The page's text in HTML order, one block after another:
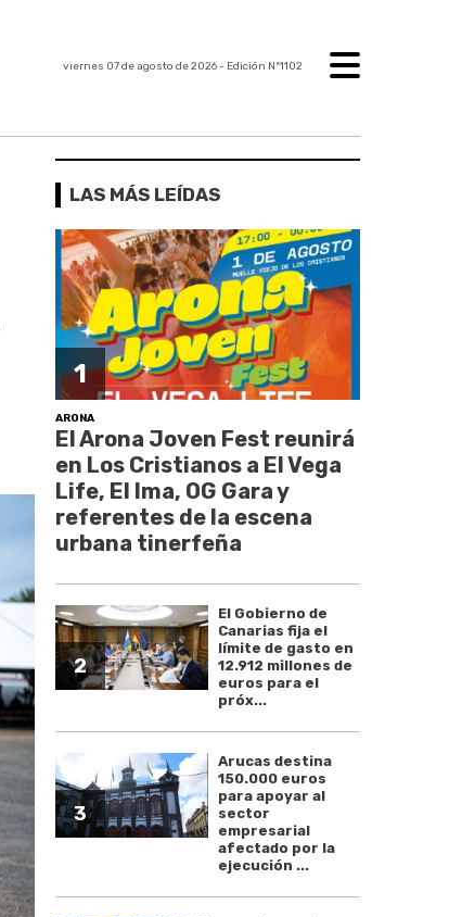
viernes 07 de agosto de 2026- Edición Nº1102
LAS MÁS LEÍDAS
1
ARONA
El Arona Joven Fest reunirá
en Los Cristianos a El Vega
Life, El Ima, OG Gara y
referentes de la escena
urbana tinerfeña
2
El Gobierno de
Canarias fija el
límite de gasto en
12.912 millones de
euros para el
próx...
3
Arucas destina
150.000 euros
para apoyar al
sector
empresarial
afectado por la
ejecución ...